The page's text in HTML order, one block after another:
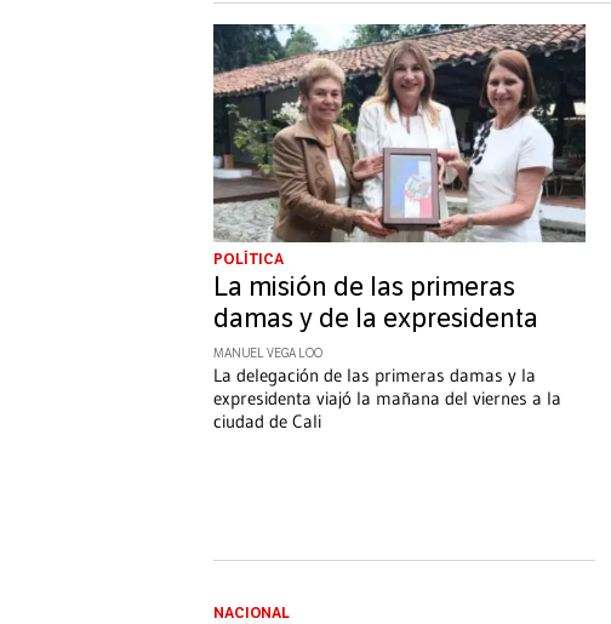
POLÍTICA
La misión de las primeras
damas y de la expresidenta
MANUEL VEGA LOO
La delegación de las primeras damas y la
expresidenta viajó la mañana del viernes a la
ciudad de Cali
NACIONAL